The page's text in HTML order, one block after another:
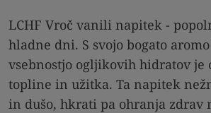
LCHF Vroč vanili napitek -
hladne dni. S svojo bogato
vsebnostjo ogljikovih hidratov
topline in užitka. Ta napitek
in dušo, hkrati pa ohranja zdrav